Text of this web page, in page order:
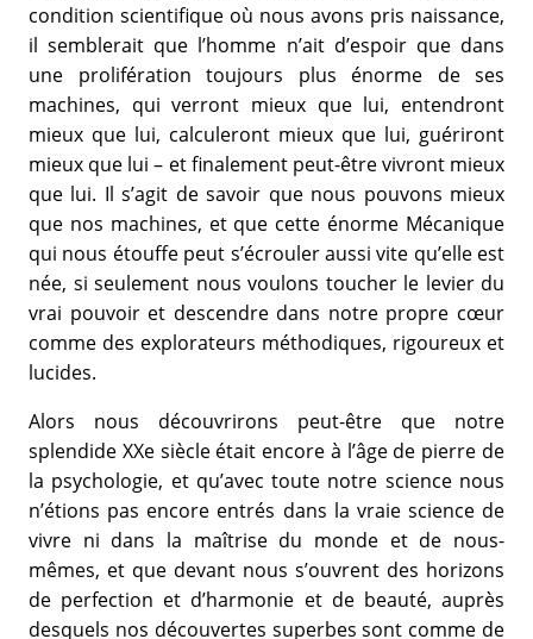
condition scientifique où nous avons pris naissance,
il semblerait que l’homme n’ait d’espoir que dans
une prolifération toujours plus énorme de ses
machines, qui verront mieux que lui, entendront
mieux que lui, calculeront mieux que lui, guériront
mieux que lui – et finalement peut-être vivront mieux
que lui. Il s’agit de savoir que nous pouvons mieux
que nos machines, et que cette énorme Mécanique
qui nous étouffe peut s’écrouler aussi vite qu’elle est
née, si seulement nous voulons toucher le levier du
vrai pouvoir et descendre dans notre propre cœur
comme des explorateurs méthodiques, rigoureux et
lucides.
Alors nous découvrirons peut-être que notre
splendide XXe siècle était encore à l’âge de pierre de
la psychologie, et qu’avec toute notre science nous
n’étions pas encore entrés dans la vraie science de
vivre ni dans la maîtrise du monde et de nous-
mêmes, et que devant nous s’ouvrent des horizons
de perfection et d’harmonie et de beauté, auprès
desquels nos découvertes superbes sont comme de